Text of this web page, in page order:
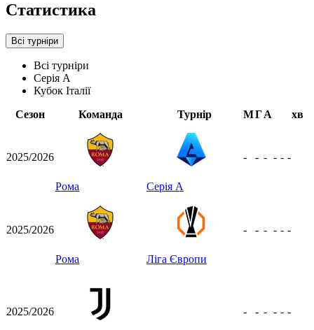
Статистика
Всі турніри
Всі турніри
Серія А
Кубок Італії
Сезон
Команда Турнір МГА хв
2025/2026
Рома Серія А
- - - - - -
2025/2026
Рома Ліга Європи
- - - - - -
2025/2026 - - - - - -